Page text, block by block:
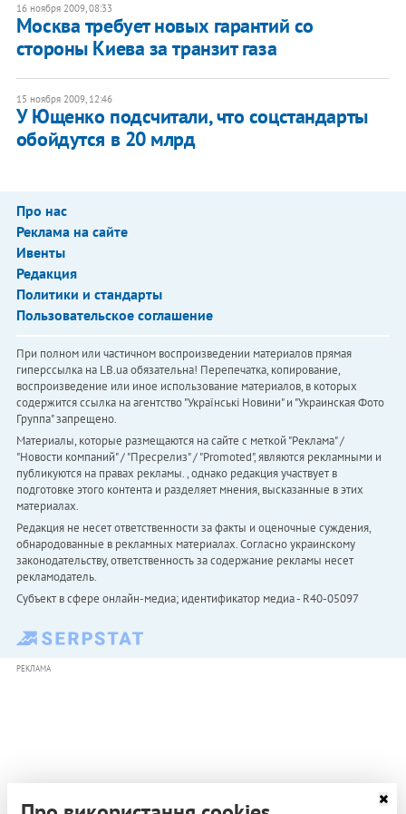
16 ноября 2009, 08:33
Москва требует новых гарантий со
стороны Киева за транзит газа
15 ноября 2009, 12:46
У Ющенко подсчитали, что соцстандарты
обойдутся в 20 млрд
Про нас
Реклама на сайте
Ивенты
Редакция
Политики и стандарты
Пользовательское соглашение
При полном или частичном воспроизведении материалов прямая
гиперссылка на LB.ua обязательна! Перепечатка, копирование,
воспроизведение или иное использование материалов, в которых
содержится ссылка на агентство "Українськi Новини" и "Украинская Фото
Группа" запрещено.
Материалы, которые размещаются на сайте с меткой "Реклама" /
"Новости компаний" / "Пресрелиз" / "Promoted", являются рекламными и
публикуются на правах рекламы. , однако редакция участвует в
подготовке этого контента и разделяет мнения, высказанные в этих
материалах.
Редакция не несет ответственности за факты и оценочные суждения,
обнародованные в рекламных материалах. Согласно украинскому
законодательству, ответственность за содержание рекламы несет
рекламодатель.
Субъект в сфере онлайн-медиа; идентификатор медиа - R40-05097
РЕКЛАМА